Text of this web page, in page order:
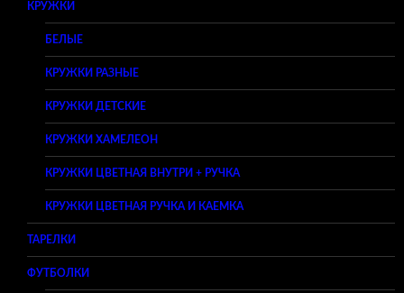
КРУЖКИ
БЕЛЫЕ
КРУЖКИ РАЗНЫЕ
КРУЖКИ ДЕТСКИЕ
КРУЖКИ ХАМЕЛЕОН
КРУЖКИ ЦВЕТНАЯ ВНУТРИ + РУЧКА
КРУЖКИ ЦВЕТНАЯ РУЧКА И КАЕМКА
ТАРЕЛКИ
ФУТБОЛКИ